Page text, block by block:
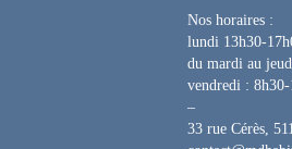
Nos horaires :
lundi 13h30-
du mardi au
vendredi :
–
33 rue Cérès,